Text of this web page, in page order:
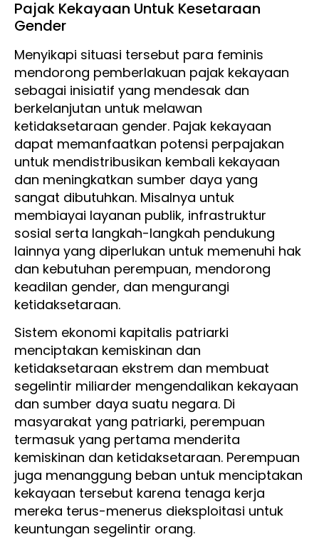
Pajak Kekayaan Untuk Kesetaraan
Gender
Menyikapi situasi tersebut para feminis
mendorong pemberlakuan pajak kekayaan
sebagai inisiatif yang mendesak dan
berkelanjutan untuk melawan
ketidaksetaraan gender. Pajak kekayaan
dapat memanfaatkan potensi perpajakan
untuk mendistribusikan kembali kekayaan
dan meningkatkan sumber daya yang
sangat dibutuhkan. Misalnya untuk
membiayai layanan publik, infrastruktur
sosial serta langkah-langkah pendukung
lainnya yang diperlukan untuk memenuhi hak
dan kebutuhan perempuan, mendorong
keadilan gender, dan mengurangi
ketidaksetaraan.
Sistem ekonomi kapitalis patriarki
menciptakan kemiskinan dan
ketidaksetaraan ekstrem dan membuat
segelintir miliarder mengendalikan kekayaan
dan sumber daya suatu negara. Di
masyarakat yang patriarki, perempuan
termasuk yang pertama menderita
kemiskinan dan ketidaksetaraan. Perempuan
juga menanggung beban untuk menciptakan
kekayaan tersebut karena tenaga kerja
mereka terus-menerus dieksploitasi untuk
keuntungan segelintir orang.